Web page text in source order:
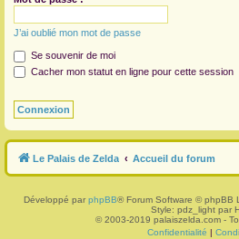
J’ai oublié mon mot de passe
Se souvenir de moi
Cacher mon statut en ligne pour cette session
Le Palais de Zelda Accueil du forum
Développé par phpBB® Forum Software © phpBB
Style: pdz_light par
© 2003-2019 palaiszelda.com -
Confidentialité |